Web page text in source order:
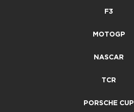
F3
MOTOGP
NASCAR
TCR
PORSCHE CUP